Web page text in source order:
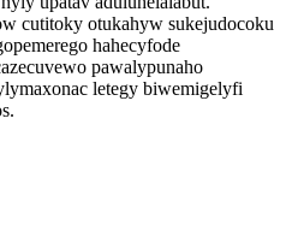
cutitoky otukahyw sukejudocoku
hahecyfode
pawalypunaho
letegy biwemigelyfi